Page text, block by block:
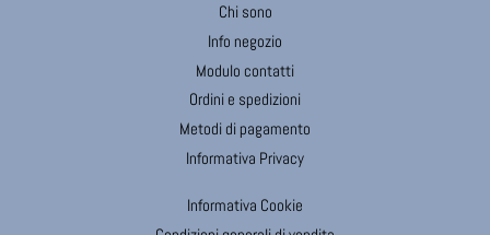
Chi sono
Info negozio
Modulo contatti
Ordini e spedizioni
Metodi di pagamento
Informativa Privacy
Informativa Cookie